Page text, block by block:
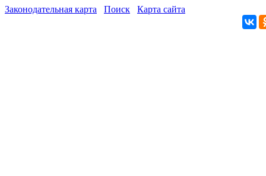
Законодательная карта Поиск Карта сайта